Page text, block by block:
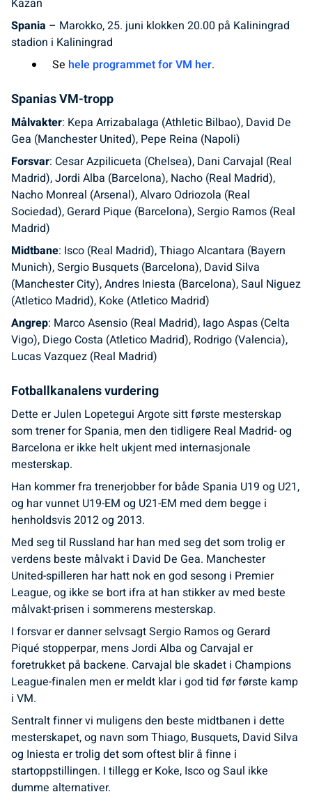
Kazan
Spania – Marokko, 25. juni klokken 20.00 på Kaliningrad
stadion i Kaliningrad
Se hele programmet for VM her.
Spanias VM-tropp
Målvakter: Kepa Arrizabalaga (Athletic Bilbao), David De
Gea (Manchester United), Pepe Reina (Napoli)
Forsvar: Cesar Azpilicueta (Chelsea), Dani Carvajal (Real
Madrid), Jordi Alba (Barcelona), Nacho (Real Madrid),
Nacho Monreal (Arsenal), Alvaro Odriozola (Real
Sociedad), Gerard Pique (Barcelona), Sergio Ramos (Real
Madrid)
Midtbane: Isco (Real Madrid), Thiago Alcantara (Bayern
Munich), Sergio Busquets (Barcelona), David Silva
(Manchester City), Andres Iniesta (Barcelona), Saul Niguez
(Atletico Madrid), Koke (Atletico Madrid)
Angrep: Marco Asensio (Real Madrid), Iago Aspas (Celta
Vigo), Diego Costa (Atletico Madrid), Rodrigo (Valencia),
Lucas Vazquez (Real Madrid)
Fotballkanalens vurdering
Dette er Julen Lopetegui Argote sitt første mesterskap
som trener for Spania, men den tidligere Real Madrid- og
Barcelona er ikke helt ukjent med internasjonale
mesterskap.
Han kommer fra trenerjobber for både Spania U19 og U21,
og har vunnet U19-EM og U21-EM med dem begge i
henholdsvis 2012 og 2013.
Med seg til Russland har han med seg det som trolig er
verdens beste målvakt i David De Gea. Manchester
United-spilleren har hatt nok en god sesong i Premier
League, og ikke se bort ifra at han stikker av med beste
målvakt-prisen i sommerens mesterskap.
I forsvar er danner selvsagt Sergio Ramos og Gerard
Piqué stopperpar, mens Jordi Alba og Carvajal er
foretrukket på backene. Carvajal ble skadet i Champions
League-finalen men er meldt klar i god tid før første kamp
i VM.
Sentralt finner vi muligens den beste midtbanen i dette
mesterskapet, og navn som Thiago, Busquets, David Silva
og Iniesta er trolig det som oftest blir å finne i
startoppstillingen. I tillegg er Koke, Isco og Saul ikke
dumme alternativer.